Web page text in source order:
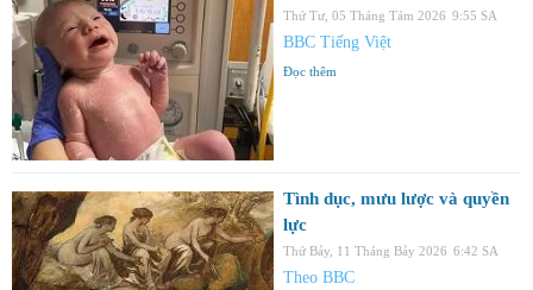
Thứ Tư, 05 Tháng Tám 2026 9:55 SA
BBC Tiếng Việt
Đọc thêm
Tình dục, mưu lược và quyền
lực
Thứ Bảy, 11 Tháng Bảy 2026 6:42 SA
Theo BBC